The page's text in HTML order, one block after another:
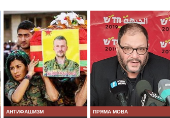
АНТИФАШИЗМ ПРЯМА МОВА